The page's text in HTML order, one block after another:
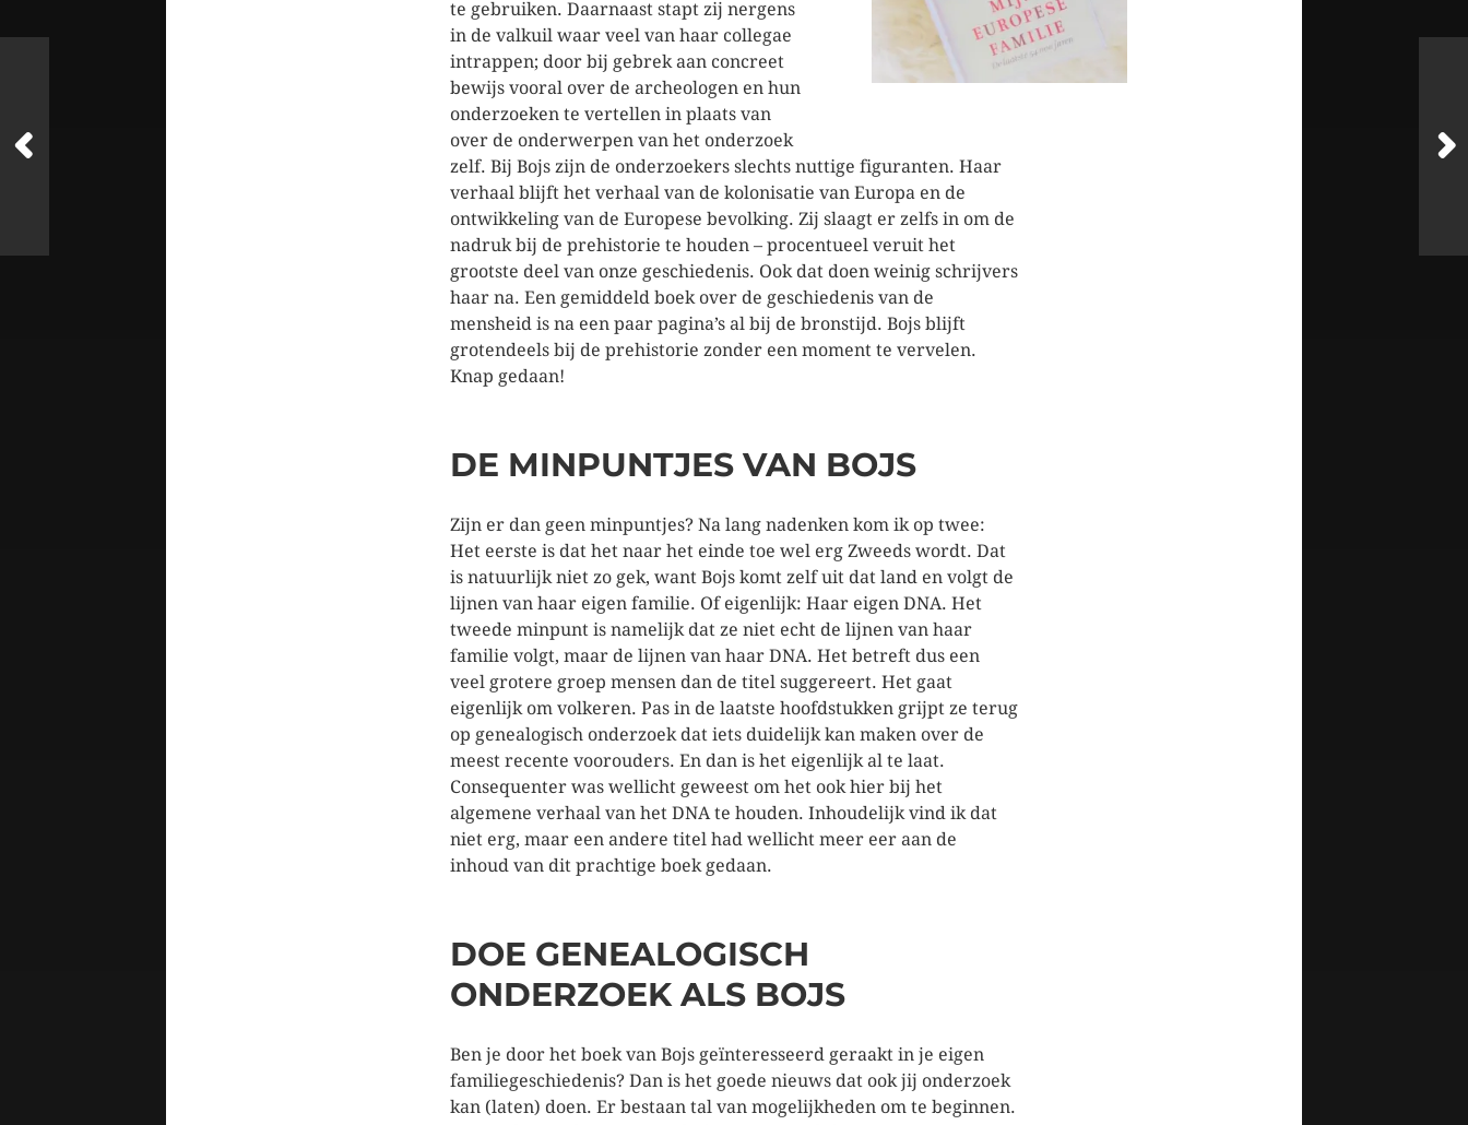
te gebruiken. Daarnaast stapt zij nergens
in de valkuil waar veel van haar collegae
intrappen; door bij gebrek aan concreet
bewijs vooral over de archeologen en hun
onderzoeken te vertellen in plaats van
over de onderwerpen van het onderzoek
zelf. Bij Bojs zijn de onderzoekers slechts nuttige figuranten. Haar
verhaal blijft het verhaal van de kolonisatie van Europa en de
ontwikkeling van de Europese bevolking. Zij slaagt er zelfs in om de
nadruk bij de prehistorie te houden – procentueel veruit het
grootste deel van onze geschiedenis. Ook dat doen weinig schrijvers
haar na. Een gemiddeld boek over de geschiedenis van de
mensheid is na een paar pagina’s al bij de bronstijd. Bojs blijft
grotendeels bij de prehistorie zonder een moment te vervelen.
Knap gedaan!
DE MINPUNTJES VAN BOJS
Zijn er dan geen minpuntjes? Na lang nadenken kom ik op twee:
Het eerste is dat het naar het einde toe wel erg Zweeds wordt. Dat
is natuurlijk niet zo gek, want Bojs komt zelf uit dat land en volgt de
lijnen van haar eigen familie. Of eigenlijk: Haar eigen DNA. Het
tweede minpunt is namelijk dat ze niet echt de lijnen van haar
familie volgt, maar de lijnen van haar DNA. Het betreft dus een
veel grotere groep mensen dan de titel suggereert. Het gaat
eigenlijk om volkeren. Pas in de laatste hoofdstukken grijpt ze terug
op genealogisch onderzoek dat iets duidelijk kan maken over de
meest recente voorouders. En dan is het eigenlijk al te laat.
Consequenter was wellicht geweest om het ook hier bij het
algemene verhaal van het DNA te houden. Inhoudelijk vind ik dat
niet erg, maar een andere titel had wellicht meer eer aan de
inhoud van dit prachtige boek gedaan.
DOE GENEALOGISCH
ONDERZOEK ALS BOJS
Ben je door het boek van Bojs geïnteresseerd geraakt in je eigen
familiegeschiedenis? Dan is het goede nieuws dat ook jij onderzoek
kan (laten) doen. Er bestaan tal van mogelijkheden om te beginnen.